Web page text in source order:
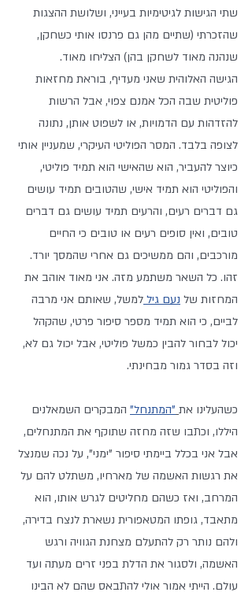
שתי הגישות לגיטימיות בעייני, ושלושת ההצגות
שהזכרתי (שתיים מהן גם פרנסו אותי כשחקן,
שנהנה מאוד לשחקן בהן) הצליחו מאוד.
הגישה האלוהית שאני מעדיף, בוראת מחזאות
פוליטית שבה הכל אמנם צפוי, אבל הרשות
להזדהות עם הדמויות, או לשפוט אותן, נתונה
לצופה בלבד. המסר הפוליטי העיקרי, שמעניין אותי
כיוצר להעביר, הוא שהאישי הוא תמיד פוליטי,
והפוליטי הוא תמיד אישי, שהטובים תמיד עושים
גם דברים רעים, והרעים תמיד עושים גם דברים
טובים, ואין סופים רעים או טובים כי החיים
מורכבים, והם ממשיכים גם אחרי שהמסך יורד.
זהו. כל השאר משתמע מזה. אני מאוד אוהב את
המחזות של נעם גיל למשל, שאותם אני מרבה
לביים, כי הוא תמיד מספר סיפור פרטי, שהקהל
יכול לבחור להבין כמשל פוליטי, אבל יכול גם לא,
וזה בסדר גמור מבחינתי.
כשהעלינו את "המתנחל" המבקרים השמאלנים
היללו, וכתבו שזה מחזה שתוקף את המתנחלים,
אבל אני בכלל ביימתי סיפור "ימני", על נכה שמנצל
את רגשות האשמה של מארחיו, משתלט להם על
המרחב, ואז כשהם מחליטים לגרש אותו, הוא
מתאבד, גופתו המטאפורית נשארת לנצח בדירה,
ולהם נותר רק להתעלם מצחנת הגוויה ורגש
האשמה, ולסגור את הדלת בפני זרים מעתה ועד
עולם. הייתי אמור אולי להתבאס שהם לא הבינו